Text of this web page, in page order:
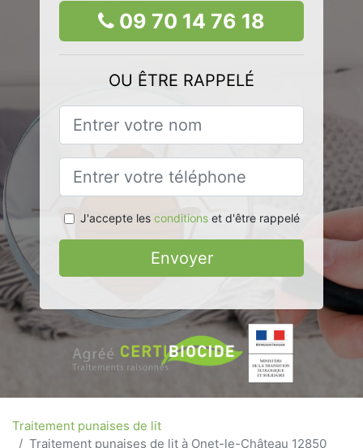
09 70 14 76 18
OU ÊTRE RAPPELÉ
J'accepte les conditionset d'être rappelé
Envoyer
Traitement punaises de lit
Traitement punaises de lit à Onet-le-Château 12850